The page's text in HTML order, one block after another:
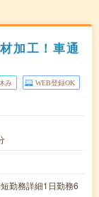
加工！車通
み WEB登録OK
勤務詳細1日勤務6